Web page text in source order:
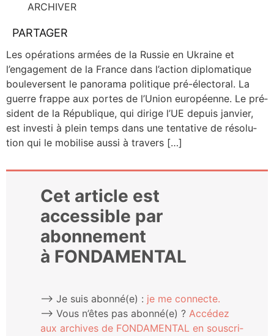
ARCHIVER
PARTAGER
Les opé­ra­tions armées de la Rus­sie en Ukraine et
l’engagement de la France dans l’action diplo­ma­tique
bou­le­versent le pano­ra­ma poli­tique pré-élec­­to­­ral. La
guerre frappe aux portes de l’Union euro­péenne. Le pré­
sident de la Répu­blique, qui dirige l’UE depuis jan­vier,
est inves­ti à plein temps dans une ten­ta­tive de réso­lu­
tion qui le mobi­lise aus­si à travers […]
Cet article est
accessible par
abonnement
à FONDAMENTAL
⟶ Je suis abonné(e) : je me connecte.
⟶ Vous n’êtes pas abonné(e) ? Accé­dez
aux archives de FONDAMENTAL en sous­cri­